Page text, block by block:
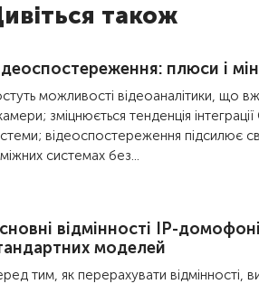
також
плюси і
можливості відеоаналітики, що
зміцнюється тенденція
відеоспостереження підсилює
системах без...
відмінності IP-
моделей
тим, як перерахувати відмінності,